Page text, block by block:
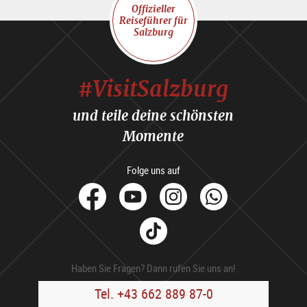
Offizieller
Reiseführer für
Salzburg
#VisitSalzburg
und teile deine schönsten
Momente
Folge uns auf
facebook
YoutubeInstagram
Tik
Tok
Haben Sie Fragen? Dann rufen Sie uns an!
Tel. +43 662 889 87-0